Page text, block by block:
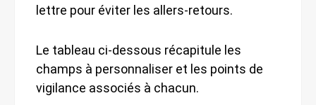
lettre pour éviter les allers-retours.
Le tableau ci-dessous récapitule les
champs à personnaliser et les points de
vigilance associés à chacun.